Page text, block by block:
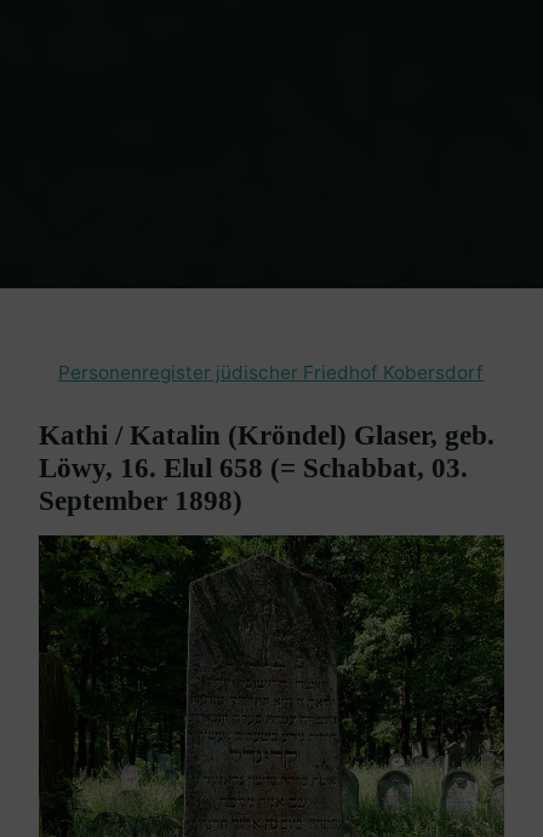
Personenregister jüdischer Friedhof Kobersdorf
Kathi / Katalin (Kröndel) Glaser, geb.
Löwy, 16. Elul 658 (= Schabbat, 03.
September 1898)